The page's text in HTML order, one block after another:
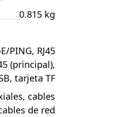
0.815 kg
PING, RJ45
(principal),
tarjeta TF
cables
de red